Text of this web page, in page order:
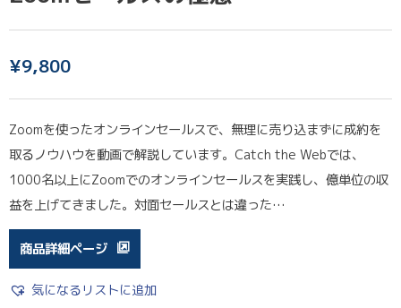
¥9,800
Zoomを使ったオンラインセールスで、無理に売り込まずに成約を
取るノウハウを動画で解説しています。Catch the Webでは、
1000名以上にZoomでのオンラインセールスを実践し、億単位の収
益を上げてきました。対面セールスとは違った…
商品詳細ページ
気になるリストに追加